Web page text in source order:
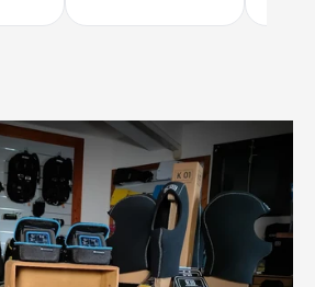
qualità e
perfetti!!!
Consigliatissimo